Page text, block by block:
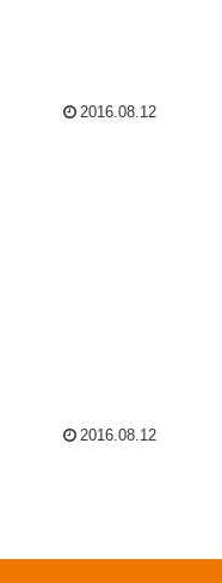
2016.08.12
2016.08.12